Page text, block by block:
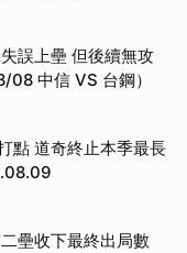
誤上壘 但後續無攻
中信 VS 台鋼）
點 道奇終止本季最長
壘收下最終出局數